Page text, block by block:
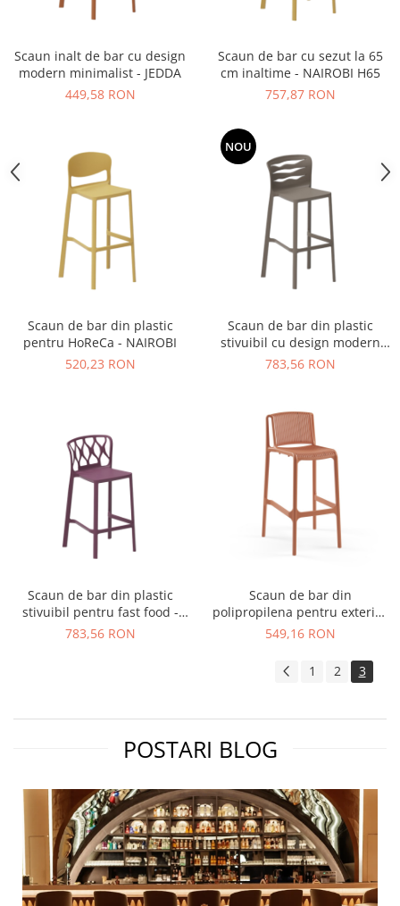
Vitrina bar / retrobar
Blaturi de masa
Blaturi din PAL
Blaturi din metal
Blaturi din Topalit
Blaturi din lemn masiv
Blaturi din HPL Compact
Blaturi din piatra naturala si
compozit
Scaune profesionale
Scaune de lucru
Scaun inalt de bar cu design
modern minimalist - JEDDA
449,58 RON
Scaun de bar cu sezut la 65
cm inaltime - NAIROBI H65
757,87 RON
Scaun de bar din plastic
pentru HoReCa - NAIROBI
520,23 RON
NOU
Scaun de bar din plastic
stivuibil cu design modern
elegant - OSLO H75
783,56 RON
Scaun de bar din plastic
stivuibil pentru fast food -
VIENNA H75
783,56 RON
Scaun de bar din
polipropilena pentru exterior
- NES
549,16 RON
1 2 3
POSTARI BLOG